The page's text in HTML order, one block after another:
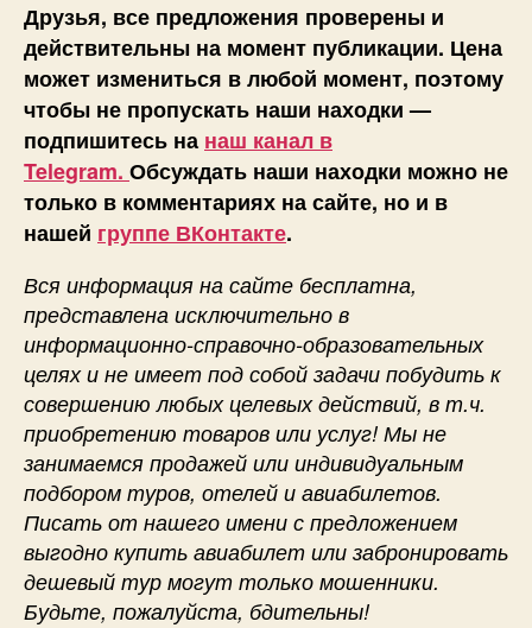
Друзья, все предложения проверены и
действительны на момент публикации. Цена
может измениться в любой момент, поэтому
чтобы не пропускать наши находки —
подпишитесь на наш канал в
Telegram. Обсуждать наши находки можно не
только в комментариях на сайте, но и в
нашей группе ВКонтакте.
Вся информация на сайте бесплатна,
представлена исключительно в
информационно-справочно-образовательных
целях и не имеет под собой задачи побудить к
совершению любых целевых действий, в т.ч.
приобретению товаров или услуг! Мы не
занимаемся продажей или индивидуальным
подбором туров, отелей и авиабилетов.
Писать от нашего имени с предложением
выгодно купить авиабилет или забронировать
дешевый тур могут только мошенники.
Будьте, пожалуйста, бдительны!